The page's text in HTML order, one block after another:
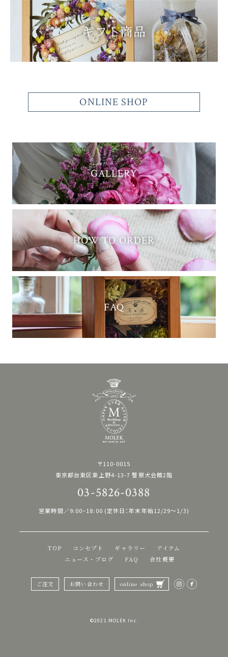
ギフト商品
ONLINE SHOP
GALLERY
HOW TO ORDER
FAQ
TOP コンセプト ギャラリー
アイテム
ニュース・ブログ
FAQ 会社概要
ご注文 お問い合わせ online shop
〒110-0015
東京都台東区東上野4-13-7 警察犬会館2階
03-5826-0388
営業時間／9:00~18:00 (定休日：年末年始12/29〜1/3)
©︎2021.MOLEK Inc.